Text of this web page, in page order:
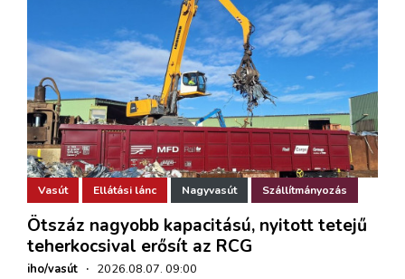
Vasút Ellátási lánc Nagyvasút Szállítmányozás
Ötszáz nagyobb kapacitású, nyitott tetejű
teherkocsival erősít az RCG
iho/vasút · 2026.08.07. 09:00